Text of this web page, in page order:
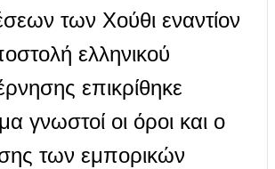
των Χούθι εναντίον
ελληνικού
επικρίθηκε
γνωστοί οι όροι και ο
των εμπορικών